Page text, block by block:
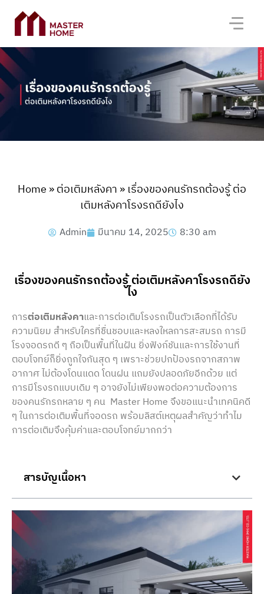
Home »ต่อเติมหลังคา » เรื่องของคนรักรถต้องรู้ ต่อ
เติมหลังคาโรงรถดียังไง
Admin มีนาคม 14, 2025 8:30 am
เรื่องของคนรักรถต้องรู้ ต่อเติมหลังคาโรงรถดียัง
ไง
การต่อเติมหลังคาและการต่อเติมโรงรถเป็นตัวเลือกที่ได้รับ
ความนิยม สำหรับใครที่ชื่นชอบและหลงใหลการสะสมรถ การมี
โรงจอดรถดี ๆ ถือเป็นพื้นที่ในฝัน ยิ่งฟังก์ชันและการใช้งานที่
ตอบโจทย์ก็ยิ่งถูกใจกันสุด ๆ เพราะช่วยปกป้องรถจากสภาพ
อากาศ ไม่ต้องโดนแดด โดนฝน แถมยังปลอดภัยอีกด้วย แต่
การมีโรงรถแบบเดิม ๆ อาจยังไม่เพียงพอต่อความต้องการ
ของคนรักรถหลาย ๆ คน Master Home จึงขอแนะนำเทคนิคดี
ๆ ในการต่อเติมพื้นที่จอดรถ พร้อมลิสต์เหตุผลสำคัญว่าทำไม
การต่อเติมจึงคุ้มค่าและตอบโจทย์มากกว่า
สารบัญเนื้อหา